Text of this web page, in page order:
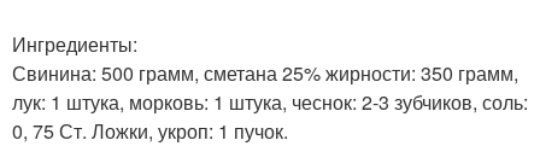
Ингредиенты:
Свинина: 500 грамм, сметана 25% жирности: 350 грамм,
лук: 1 штука, морковь: 1 штука, чеснок: 2-3 зубчиков, соль:
0, 75 Ст. Ложки, укроп: 1 пучок.